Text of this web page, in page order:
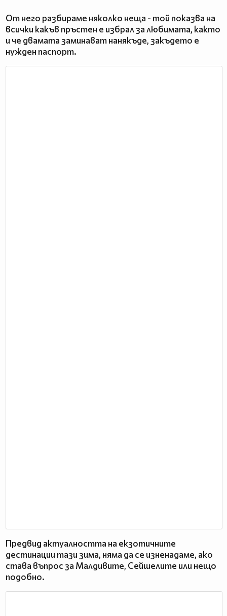
От него разбираме няколко неща - той показва на
всички какъв пръстен е избрал за любимата, както
и че двамата заминават нанякъде, закъдето е
нужден паспорт.
Предвид актуалността на екзотичните
дестинации тази зима, няма да се изненадаме, ако
става въпрос за Малдивите, Сейшелите или нещо
подобно.